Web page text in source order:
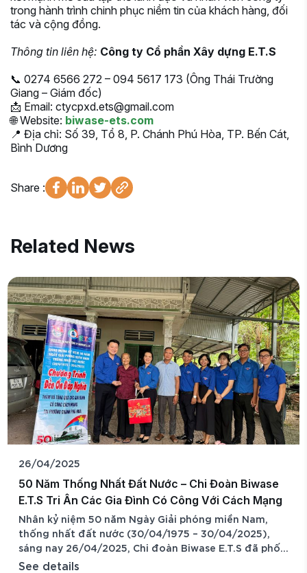
trong hành trình chinh phục niềm tin của khách hàng, đối
tác và cộng đồng.
Thông tin liên hệ: Công ty Cổ phần Xây dựng E.T.S
📞 0274 6566 272 – 094 5617 173 (Ông Thái Trường
Giang – Giám đốc)
📩 Email: ctycpxd.ets@gmail.com
🌐 Website: biwase-ets.com
📍 Địa chỉ: Số 39, Tổ 8, P. Chánh Phú Hòa, TP. Bến Cát,
Bình Dương
Share :
Related News
04/2025
Năm Thống Nhất Đất Nước – Chi Đoàn Biwase
Tri Ân Các Gia Đình Có Công Với Cách Mạng
kỷ niệm 50 năm Ngày Giải phóng miền Nam,
nhất đất nước (30/04/1975 – 30/04/2025),
nay 26/04/2025, Chi đoàn Biwase E.T.S đã phối
cùng Đoàn phường Chánh Phú Hòa tổ chức
details